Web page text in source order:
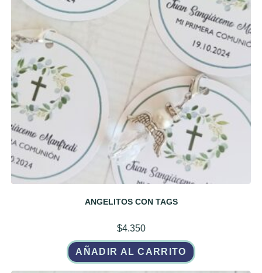
ANGELITOS CON TAGS
$4.350
AÑADIR AL CARRITO